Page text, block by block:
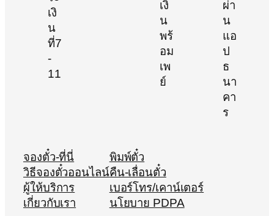
จองตั๋ว-ที่นี่
วิธีจองตั๋วออนไลน์
ผู้ให้บริการ
เกี่ยวกับเรา
พิมพ์ตั๋ว
คืน-เลื่อนตั๋ว
เบอร์โทร/เคาน์เตอร์
นโยบาย PDPA